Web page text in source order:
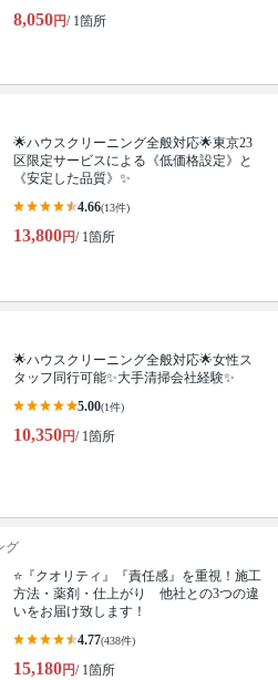
8,050円/ 1箇所
🌟ハウスクリーニング全般対応🌟東京23
区限定サービスによる《低価格設定》と
《安定した品質》✨
4.66(13件)
13,800円/ 1箇所
🌟ハウスクリーニング全般対応🌟女性ス
タッフ同行可能✨大手清掃会社経験✨
5.00(1件)
10,350円/ 1箇所
グ
⭐『クオリティ』『責任感』を重視！施工
方法・薬剤・仕上がり 他社との3つの違
いをお届け致します！
4.77(438件)
15,180円/ 1箇所